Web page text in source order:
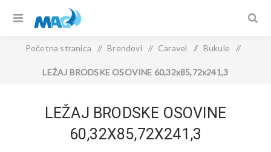
Početna stranica / Brendovi / Caravel / Bukule /
LEŽAJ BRODSKE OSOVINE 60,32x85,72x241,3
LEŽAJ BRODSKE OSOVINE
60,32X85,72X241,3